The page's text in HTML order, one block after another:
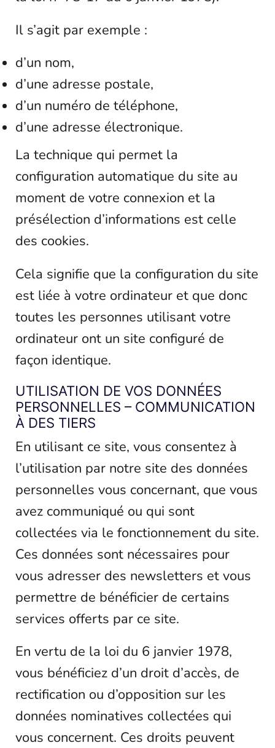
Il s’agit par exemple :
d’un nom,
d’une adresse postale,
d’un numéro de téléphone,
d’une adresse électronique.
La technique qui permet la
configuration automatique du site au
moment de votre connexion et la
présélection d’informations est celle
des cookies.
Cela signifie que la configuration du site
est liée à votre ordinateur et que donc
toutes les personnes utilisant votre
ordinateur ont un site configuré de
façon identique.
UTILISATION DE VOS DONNÉES
PERSONNELLES – COMMUNICATION
À DES TIERS
En utilisant ce site, vous consentez à
l’utilisation par notre site des données
personnelles vous concernant, que vous
avez communiqué ou qui sont
collectées via le fonctionnement du site.
Ces données sont nécessaires pour
vous adresser des newsletters et vous
permettre de bénéficier de certains
services offerts par ce site.
En vertu de la loi du 6 janvier 1978,
vous bénéficiez d’un droit d’accès, de
rectification ou d’opposition sur les
données nominatives collectées qui
vous concernent. Ces droits peuvent